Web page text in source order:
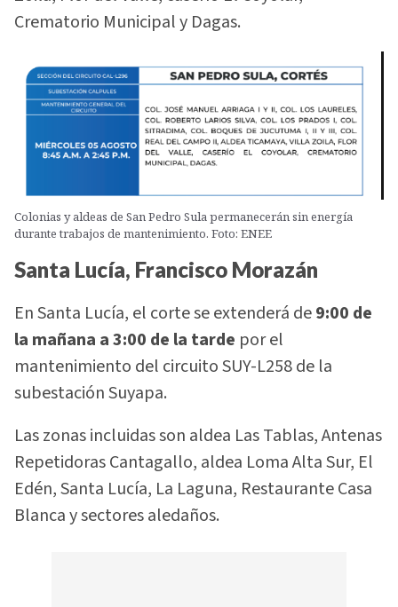
Crematorio Municipal y Dagas.
Colonias y aldeas de San Pedro Sula permanecerán sin energía
durante trabajos de mantenimiento. Foto: ENEE
Santa Lucía, Francisco Morazán
En Santa Lucía, el corte se extenderá de9:00 de
la mañana a 3:00 de la tarde por el
mantenimiento del circuito SUY-L258 de la
subestación Suyapa.
Las zonas incluidas son aldea Las Tablas, Antenas
Repetidoras Cantagallo, aldea Loma Alta Sur, El
Edén, Santa Lucía, La Laguna, Restaurante Casa
Blanca y sectores aledaños.